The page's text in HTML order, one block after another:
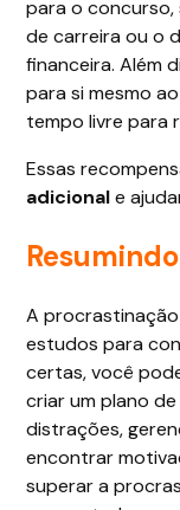
para o concurso,
de carreira ou o
financeira. Além
para si mesmo
tempo livre para
Essas
adicionale
A
estudos para
certas, você
criar um plano
distrações,
encontrar
superar a